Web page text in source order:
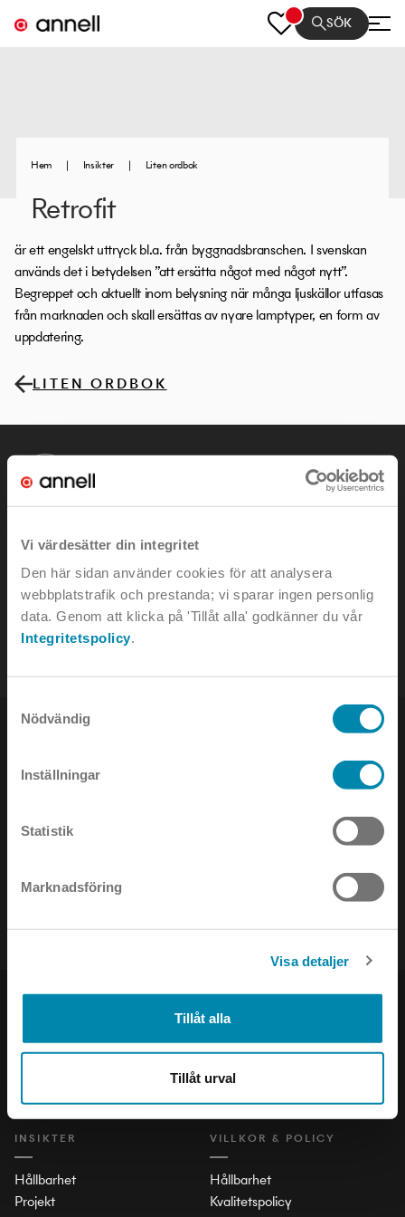
Vi värdesätter din integritet
Den här sidan använder cookies för att analysera
webbplatstrafik och prestanda; vi sparar ingen personlig
data. Genom att klicka på 'Tillåt alla' godkänner du vår
Integritetspolicy.
Nödvändig
Inställningar
Statistik
Marknadsföring
Visa detaljer
Tillåt alla
Tillåt urval
SÖK
Hem | Insikter | Liten ordbok
Retrofit
är ett engelskt uttryck bl.a. från byggnadsbranschen. I svenskan
används det i betydelsen ”att ersätta något med något nytt”.
Begreppet och aktuellt inom belysning när många ljuskällor utfasas
från marknaden och skall ersättas av nyare lamptyper, en form av
uppdatering.
LITEN ORDBOK
e-mail:info@annell.se
tel:08-442 90 00
Inomhus
INSIKTER
Hållbarhet
Projekt
LinkedIn
Facebook
VILLKOR & POLICY
Hållbarhet
Kvalitetspolicy